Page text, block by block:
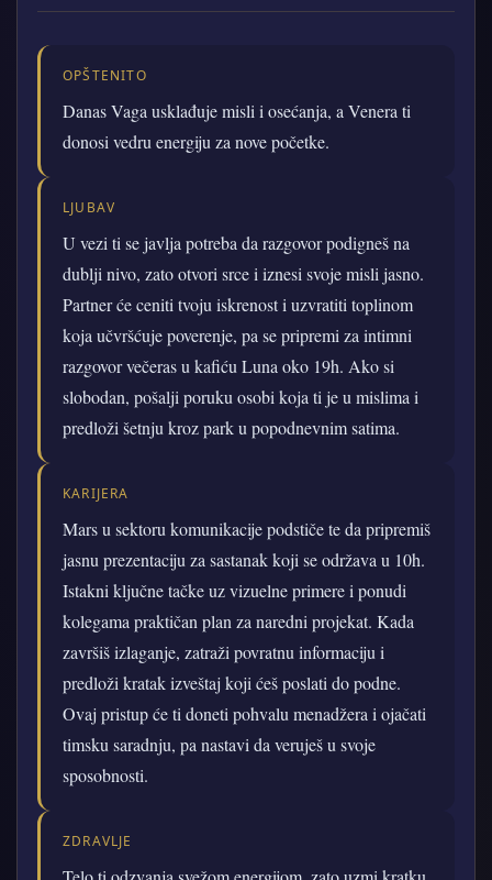
OPŠTENITO
Danas Vaga usklađuje misli i osećanja, a Venera ti
donosi vedru energiju za nove početke.
LJUBAV
U vezi ti se javlja potreba da razgovor podigneš na
dublji nivo, zato otvori srce i iznesi svoje misli jasno.
Partner će ceniti tvoju iskrenost i uzvratiti toplinom
koja učvršćuje poverenje, pa se pripremi za intimni
razgovor večeras u kafiću Luna oko 19h. Ako si
slobodan, pošalji poruku osobi koja ti je u mislima i
predloži šetnju kroz park u popodnevnim satima.
KARIJERA
Mars u sektoru komunikacije podstiče te da pripremiš
jasnu prezentaciju za sastanak koji se održava u 10h.
Istakni ključne tačke uz vizuelne primere i ponudi
kolegama praktičan plan za naredni projekat. Kada
završiš izlaganje, zatraži povratnu informaciju i
predloži kratak izveštaj koji ćeš poslati do podne.
Ovaj pristup će ti doneti pohvalu menadžera i ojačati
timsku saradnju, pa nastavi da veruješ u svoje
sposobnosti.
ZDRAVLJE